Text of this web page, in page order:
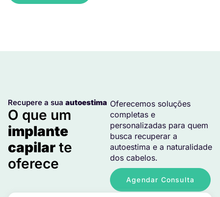
Recupere a sua autoestima
O que um
implante
capilar te
oferece
Oferecemos soluções
completas e
personalizadas para quem
busca recuperar a
autoestima e a naturalidade
dos cabelos.
Agendar Consulta